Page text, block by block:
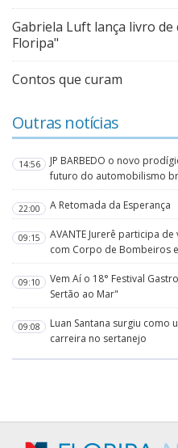
Gabriela Luft lança livro de
Floripa"
Contos que curam
Outras notícias
14:56
JP BARBEDO o novo
futuro do automobilismo
22:00 A Retomada da Esperança
09:15
AVANTE Jurerê participa
com Corpo de Bombeiros
09:10
Vem Aí o 18° Festival
Sertão ao Mar"
09:08
Luan Santana surgiu
carreira no sertanejo